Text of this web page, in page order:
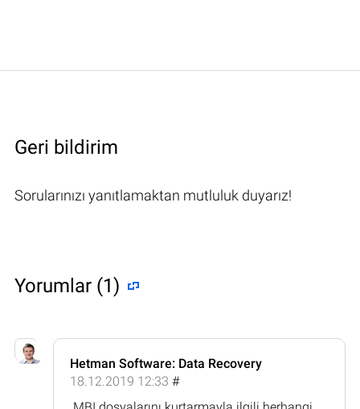
Geri bildirim
Sorularınızı yanıtlamaktan mutluluk duyarız!
Yorumlar (1)
Hetman Software: Data Recovery
18.12.2019 12:33 #